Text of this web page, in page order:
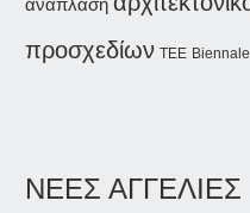
προσχεδίων ΤΕΕ Biennale
ΝΕΕΣ ΑΓΓΕΛΙΕΣ